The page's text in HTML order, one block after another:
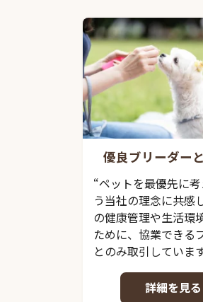
優良ブリーダー
“ペットを最優先に
う当社の理念に共感
の健康管理や生活環
ために、協業できる
とのみ取引しています
詳細を見る